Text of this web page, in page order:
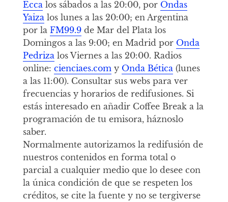
Ecca los sábados a las 20:00, por Ondas
Yaiza los lunes a las 20:00; en Argentina
por la FM99.9de Mar del Plata los
Domingos a las 9:00; en Madrid por Onda
Pedriza los Viernes a las 20:00. Radios
online: cienciaes.com y Onda Bética (lunes
a las 11:00). Consultar sus webs para ver
frecuencias y horarios de redifusiones. Si
estás interesado en añadir Coffee Break a la
programación de tu emisora, háznoslo
saber.
Normalmente autorizamos la redifusión de
nuestros contenidos en forma total o
parcial a cualquier medio que lo desee con
la única condición de que se respeten los
créditos, se cite la fuente y no se tergiverse